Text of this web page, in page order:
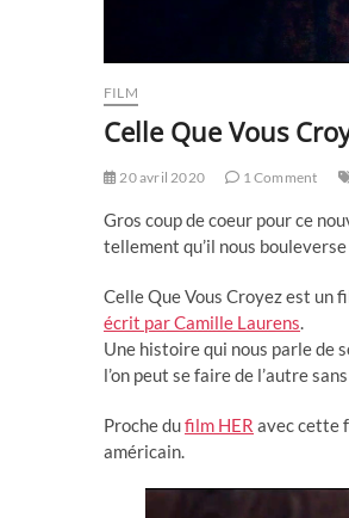
FILM
Celle Que Vous
20 avril 2020 1 Comment
Gros coup de coeur pour ce
tellement qu’il nous
Celle Que Vous Croyez est un
écrit par Camille Laurens.
Une histoire qui nous parle de
l’on peut se faire de l’autre
Proche dufilm HER avec cette
américain.